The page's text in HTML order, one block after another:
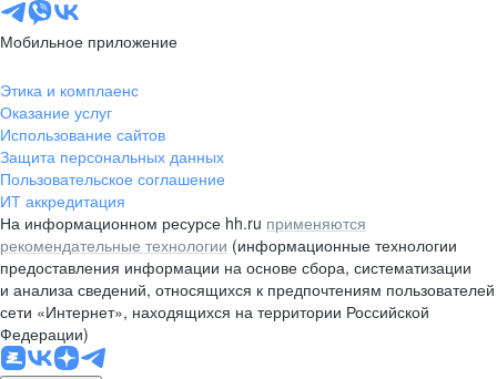
Мобильное приложение
Этика и комплаенс
Оказание услуг
Использование сайтов
Защита персональных данных
Пользовательское соглашение
ИТ аккредитация
На информационном ресурсе hh.ru применяются
рекомендательные технологии (информационные технологии
предоставления информации на основе сбора, систематизации
и анализа сведений, относящихся к предпочтениям пользователей
сети «Интернет», находящихся на территории Российской
Федерации)